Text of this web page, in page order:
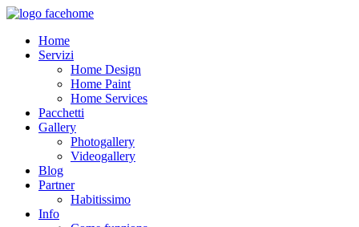
Home
Servizi
Home Design
Home Paint
Home Services
Pacchetti
Gallery
Photogallery
Videogallery
Blog
Partner
Habitissimo
Info